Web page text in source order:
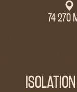
74 270